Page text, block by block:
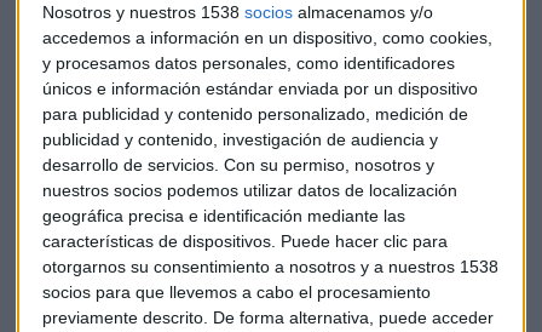
Nosotros y nuestros 1538 socios almacenamos y/o
accedemos a información en un dispositivo, como cookies,
y procesamos datos personales, como identificadores
únicos e información estándar enviada por un dispositivo
para publicidad y contenido personalizado, medición de
publicidad y contenido, investigación de audiencia y
desarrollo de servicios. Con su permiso, nosotros y
nuestros socios podemos utilizar datos de localización
geográfica precisa e identificación mediante las
características de dispositivos. Puede hacer clic para
otorgarnos su consentimiento a nosotros y a nuestros 1538
socios para que llevemos a cabo el procesamiento
previamente descrito. De forma alternativa, puede acceder
El aspirante a capitalizar el desencanto de la crisis y de los
contrarios a un nuevo gobierno popular, Podemos y su
alianza con Izquierda Unida, no cumplió con sus
expectativas al obtener 71 escaños, los mismos obtenidos
en diciembre por las dos fuerzas por separado.
El líder de Podemos, Pablo Iglesias, calificó de
"insatisfactorios" los resultados e hizo un llamamiento al
diálogo al PSOE, al que rechazó apoyar en el intento fallido
de legislatura de los socialistas a principios de marzo.